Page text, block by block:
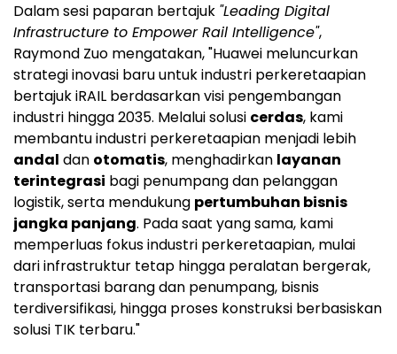
Dalam sesi paparan bertajuk "Leading Digital
Infrastructure to Empower Rail Intelligence",
Raymond Zuo mengatakan, "Huawei meluncurkan
strategi inovasi baru untuk industri perkeretaapian
bertajuk iRAIL berdasarkan visi pengembangan
industri hingga 2035. Melalui solusi cerdas, kami
membantu industri perkeretaapian menjadi lebih
andal dan otomatis, menghadirkan layanan
terintegrasi bagi penumpang dan pelanggan
logistik, serta mendukung pertumbuhan bisnis
jangka panjang. Pada saat yang sama, kami
memperluas fokus industri perkeretaapian, mulai
dari infrastruktur tetap hingga peralatan bergerak,
transportasi barang dan penumpang, bisnis
terdiversifikasi, hingga proses konstruksi berbasiskan
solusi TIK terbaru."